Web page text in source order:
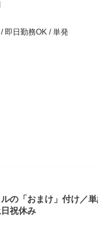
即日勤務OK / 単発
の「おまけ」付け／
祝休み